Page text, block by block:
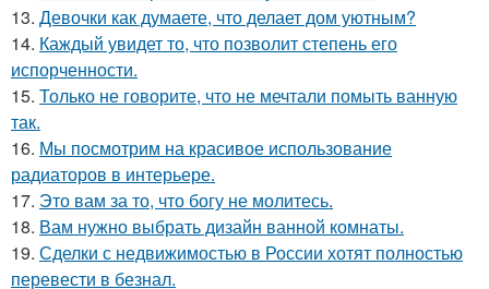
13. Девочки как думаете, что делает дом уютным?
14. Каждый увидет то, что позволит степень его
испорченности.
15. Только не говорите, что не мечтали помыть ванную
так.
16. Мы посмотрим на красивое использование
радиаторов в интерьере.
17. Это вам за то, что богу не молитесь.
18. Вам нужно выбрать дизайн ванной комнаты.
19. Сделки с недвижимостью в России хотят полностью
перевести в безнал.